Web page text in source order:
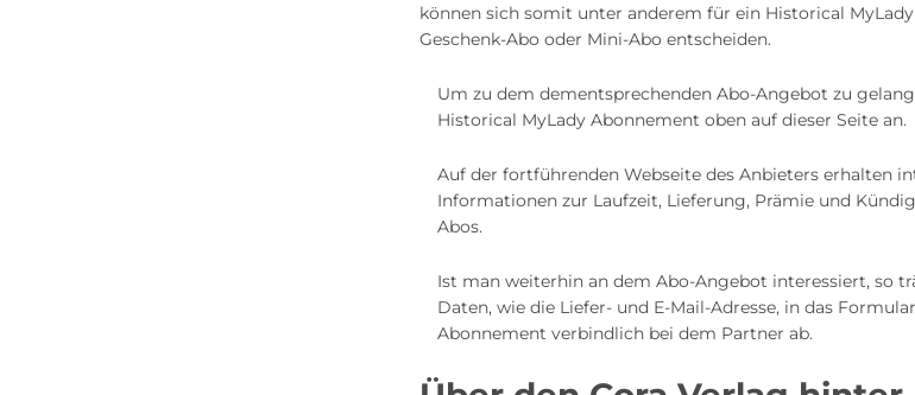
können sich somit unter anderem für ein Historical
Geschenk-Abo oder Mini-Abo entscheiden.
Um zu dem dementsprechenden Abo-Angebot zu
Historical MyLady Abonnement oben auf dieser Seite an.
Auf der fortführenden Webseite des Anbieters erhalten
Informationen zur Laufzeit, Lieferung, Prämie und
Abos.
Ist man weiterhin an dem Abo-Angebot interessiert, so
Daten, wie die Liefer- und E-Mail-Adresse, in das
Abonnement verbindlich bei dem Partner ab.